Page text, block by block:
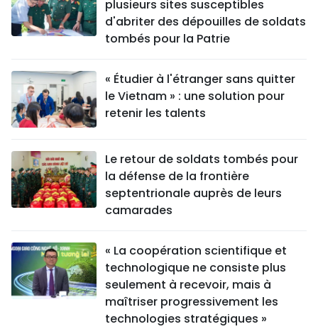
plusieurs sites susceptibles
d'abriter des dépouilles de soldats
tombés pour la Patrie
« Étudier à l'étranger sans quitter
le Vietnam » : une solution pour
retenir les talents
Le retour de soldats tombés pour
la défense de la frontière
septentrionale auprès de leurs
camarades
« La coopération scientifique et
technologique ne consiste plus
seulement à recevoir, mais à
maîtriser progressivement les
technologies stratégiques »